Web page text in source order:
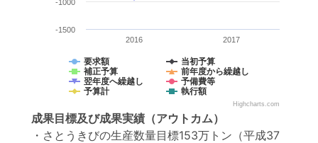
要求額
当初予算
補正予算
前年度から繰越し
翌年度へ繰越し
予備費等
予算計
執行額
2016 2017
-1500
-1000
Highcharts.com
成果目標及び成果実績 （アウトカム）
・さとうきびの生産数量目標153万トン（平成37